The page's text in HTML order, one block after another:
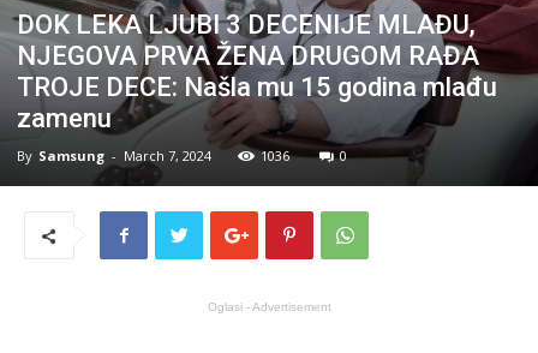
DOK LEKA LJUBI 3 DECENIJE MLAĐU,
NJEGOVA PRVA ŽENA DRUGOM RAĐA
TROJE DECE: Našla mu 15 godina mlađu
zamenu
By Samsung - March 7, 2024 1036 0
Oglasi - Advertisement